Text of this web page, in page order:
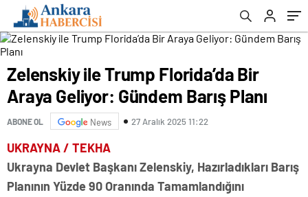
Zelenskiy ile Trump Florida’da Bir
Araya Geliyor: Gündem Barış Planı
ABONE OL News 27 Aralık 2025 11:22
UKRAYNA / TEKHA
Ukrayna Devlet Başkanı Zelenskiy, Hazırladıkları Barış
Planının Yüzde 90 Oranında Tamamlandığını